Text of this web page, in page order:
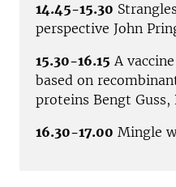
14.45-15.30
perspective John
15.30-16.15 A
based on
proteins Bengt Guss,
16.30-17.00 Mingle